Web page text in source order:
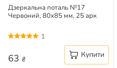
Дзеркальна поталь №17
Червоний, 80х85 мм, 25 арк
1
63 ₴ Купити